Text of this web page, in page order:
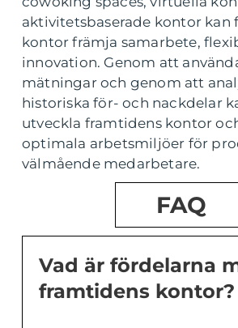
aktivitetsbaserade kontor kan
kontor främja samarbete,
innovation. Genom att
mätningar och genom att
historiska för- och nackdelar
utveckla framtidens kontor
optimala arbetsmiljöer för
välmående medarbetare.
FAQ
Vad är fördelarna
framtidens kontor?